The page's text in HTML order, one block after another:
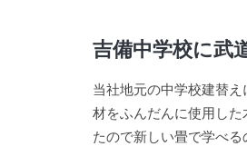
吉備中学校に武
当社地元の中学校建替
材をふんだんに使用し
たので新しい畳で学べる